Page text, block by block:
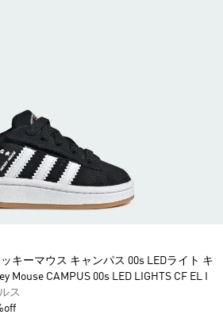
キーマウス キャンパス 00s LEDライト キ
Mouse CAMPUS 00s LED LIGHTS CF EL I
ス